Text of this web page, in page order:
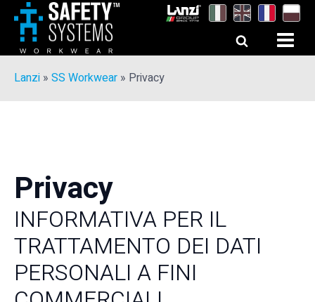
Lanzi » SS Workwear » Privacy
Privacy
INFORMATIVA PER IL
TRATTAMENTO DEI DATI
PERSONALI A FINI